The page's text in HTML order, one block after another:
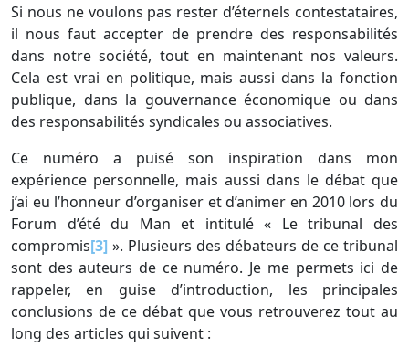
Si nous ne voulons pas rester d’éternels contestataires,
il nous faut accepter de prendre des responsabilités
dans notre société, tout en maintenant nos valeurs.
Cela est vrai en politique, mais aussi dans la fonction
publique, dans la gouvernance économique ou dans
des responsabilités syndicales ou associatives.
Ce numéro a puisé son inspiration dans mon
expérience personnelle, mais aussi dans le débat que
j’ai eu l’honneur d’organiser et d’animer en 2010 lors du
Forum d’été du Man et intitulé « Le tribunal des
compromis[3] ». Plusieurs des débateurs de ce tribunal
sont des auteurs de ce numéro. Je me permets ici de
rappeler, en guise d’introduction, les principales
conclusions de ce débat que vous retrouverez tout au
long des articles qui suivent :